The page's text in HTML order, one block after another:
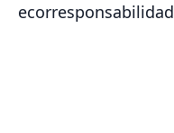
ecorresponsabilidad